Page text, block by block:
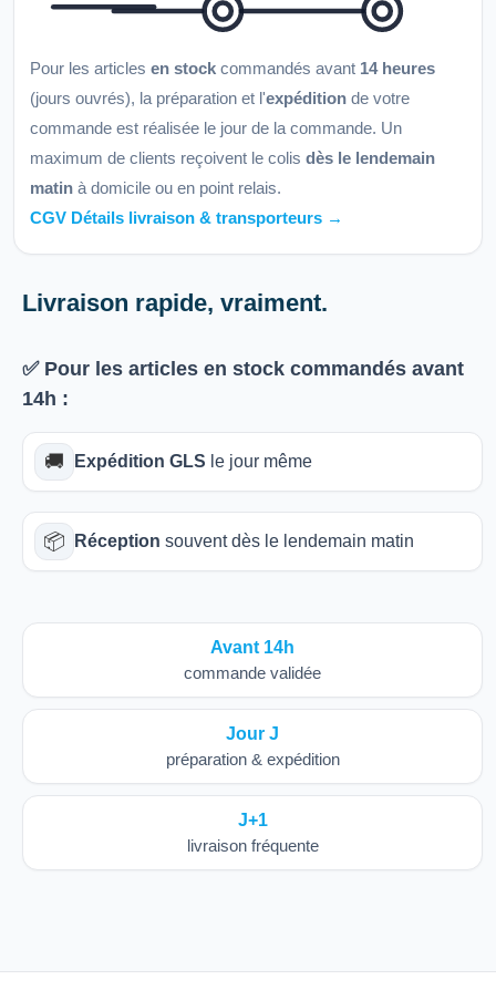
Pour les articles en stock commandés avant 14 heures
(jours ouvrés), la préparation et l'expédition de votre
commande est réalisée le jour de la commande. Un
maximum de clients reçoivent le colis dès le lendemain
matin à domicile ou en point relais.
CGV Détails livraison & transporteurs →
Livraison rapide, vraiment.
✅ Pour les articles en stock commandés avant
14h :
🚚 Expédition GLS le jour même
📦 Réception souvent dès le lendemain matin
Avant 14h
commande validée
Jour J
préparation & expédition
J+1
livraison fréquente